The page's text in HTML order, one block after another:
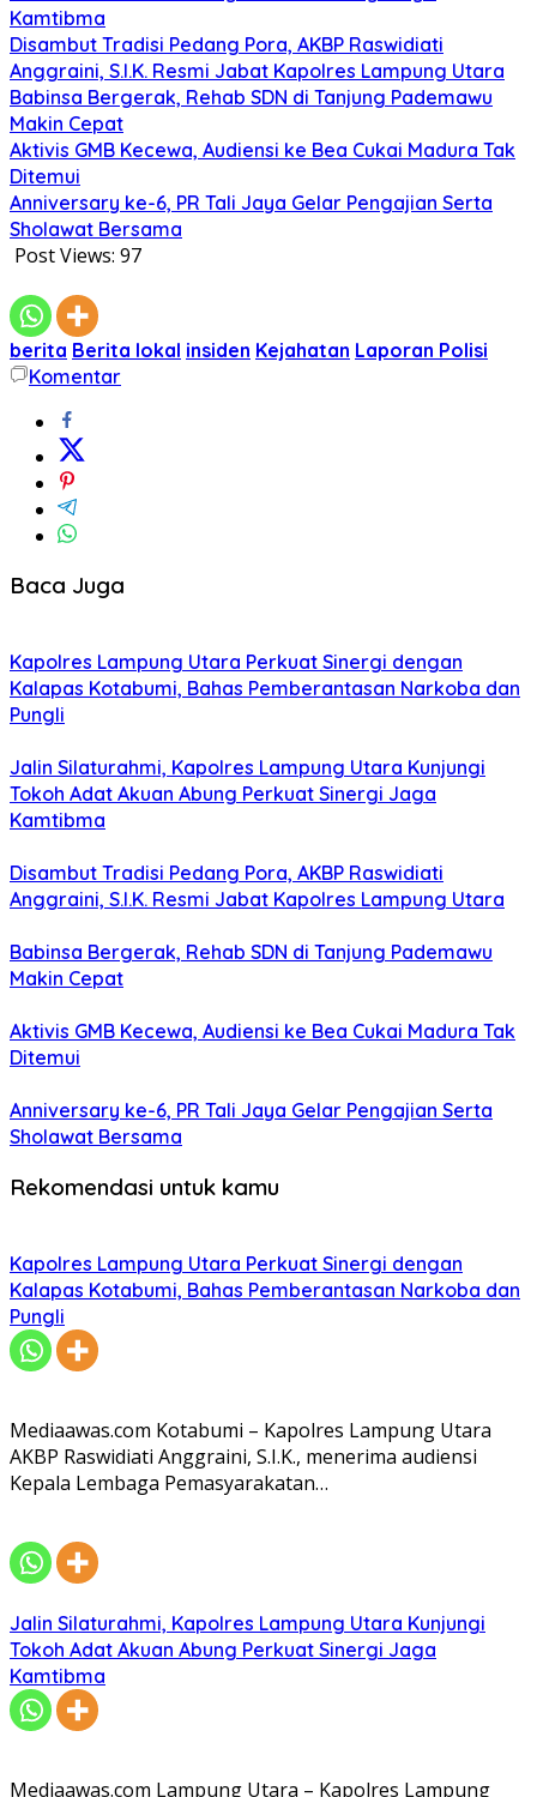
Kamtibma
Disambut Tradisi Pedang Pora, AKBP Raswidiati
Anggraini, S.I.K. Resmi Jabat Kapolres Lampung Utara
Babinsa Bergerak, Rehab SDN di Tanjung Pademawu
Makin Cepat
Aktivis GMB Kecewa, Audiensi ke Bea Cukai Madura Tak
Ditemui
Anniversary ke-6, PR Tali Jaya Gelar Pengajian Serta
Sholawat Bersama
Post Views: 97
berita Berita lokal insiden Kejahatan Laporan Polisi
Komentar
Baca Juga
Kapolres Lampung Utara Perkuat Sinergi dengan
Kalapas Kotabumi, Bahas Pemberantasan Narkoba dan
Pungli
Jalin Silaturahmi, Kapolres Lampung Utara Kunjungi
Tokoh Adat Akuan Abung Perkuat Sinergi Jaga
Kamtibma
Disambut Tradisi Pedang Pora, AKBP Raswidiati
Anggraini, S.I.K. Resmi Jabat Kapolres Lampung Utara
Babinsa Bergerak, Rehab SDN di Tanjung Pademawu
Makin Cepat
Aktivis GMB Kecewa, Audiensi ke Bea Cukai Madura Tak
Ditemui
Anniversary ke-6, PR Tali Jaya Gelar Pengajian Serta
Sholawat Bersama
Rekomendasi untuk kamu
Kapolres Lampung Utara Perkuat Sinergi dengan
Kalapas Kotabumi, Bahas Pemberantasan Narkoba dan
Pungli
Mediaawas.com Kotabumi – Kapolres Lampung Utara
AKBP Raswidiati Anggraini, S.I.K., menerima audiensi
Kepala Lembaga Pemasyarakatan…
Jalin Silaturahmi, Kapolres Lampung Utara Kunjungi
Tokoh Adat Akuan Abung Perkuat Sinergi Jaga
Kamtibma
Mediaawas.com Lampung Utara – Kapolres Lampung